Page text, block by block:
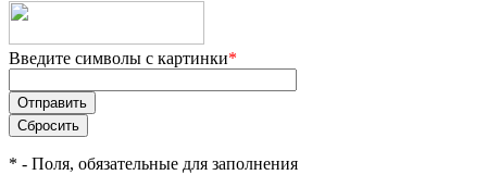
Введите символы с картинки*
* - Поля, обязательные для заполнения